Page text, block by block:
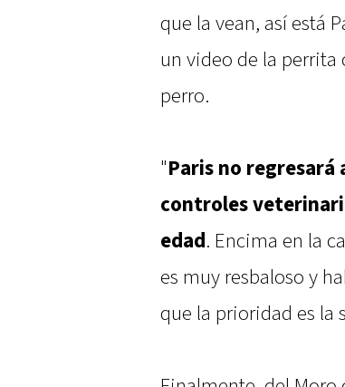
que la vean, así está
un video de la
perro.
"Paris no regresará
controles
edad. Encima en la
es muy resbaloso y
que la prioridad es la